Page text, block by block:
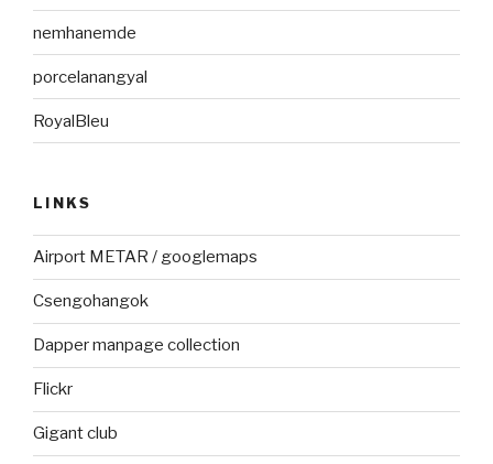
nemhanemde
porcelanangyal
RoyalBleu
LINKS
Airport METAR / googlemaps
Csengohangok
Dapper manpage collection
Flickr
Gigant club